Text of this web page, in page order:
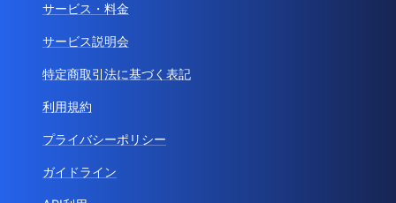
サービス・料金
サービス説明会
特定商取引法に基づく表記
利用規約
プライバシーポリシー
ガイドライン